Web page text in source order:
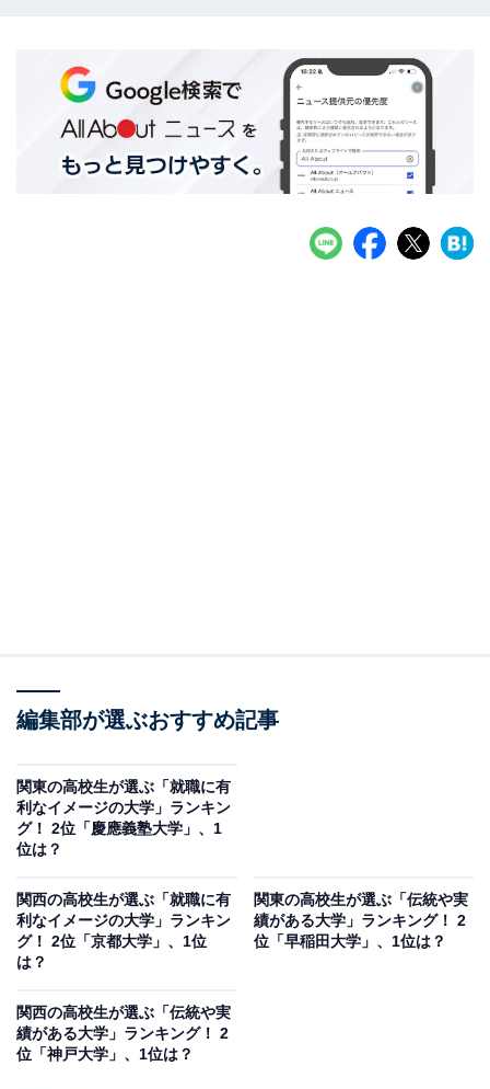
編集部が選ぶおすすめ記事
関東の高校生が選ぶ「就職に有
利なイメージの大学」ランキン
グ！ 2位「慶應義塾大学」、1
位は？
関西の高校生が選ぶ「就職に有
利なイメージの大学」ランキン
グ！ 2位「京都大学」、1位
は？
関東の高校生が選ぶ「伝統や実
績がある大学」ランキング！ 2
位「早稲田大学」、1位は？
関西の高校生が選ぶ「伝統や実
績がある大学」ランキング！ 2
位「神戸大学」、1位は？